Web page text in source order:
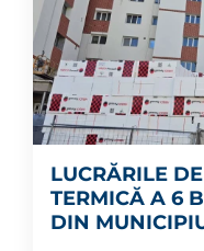
LUCRĂRILE
TERMICĂ A 6
DIN